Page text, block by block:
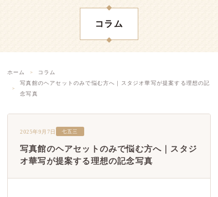
コラム
ホーム
コラム
写真館のヘアセットのみで悩む方へ｜スタジオ華写が提案する理想の記
念写真
2025年9月7日 七五三
写真館のヘアセットのみで悩む方へ｜スタジ
オ華写が提案する理想の記念写真